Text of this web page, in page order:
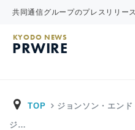
共同通信グループのプレスリリー
KYODO NEWS
PRWIRE
TOP ジョンソン・エン
ジ…